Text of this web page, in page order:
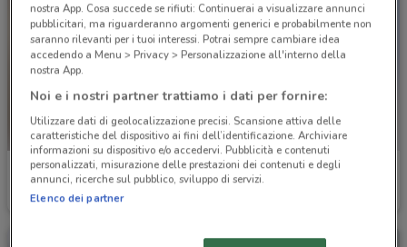
Pali
Scade il 31/12
Selegiochi
nostra App. Cosa succede se rifiuti: Continuerai a visualizzare annunci
pubblicitari, ma riguarderanno argomenti generici e probabilmente non
saranno rilevanti per i tuoi interessi. Potrai sempre cambiare idea
accedendo a Menu > Privacy > Personalizzazione all'interno della
nostra App.
Noi e i nostri partner trattiamo i dati per fornire:
Utilizzare dati di geolocalizzazione precisi. Scansione attiva delle
caratteristiche del dispositivo ai fini dell’identificazione. Archiviare
informazioni su dispositivo e/o accedervi. Pubblicità e contenuti
personalizzati, misurazione delle prestazioni dei contenuti e degli
annunci, ricerche sul pubblico, sviluppo di servizi.
Elenco dei partner